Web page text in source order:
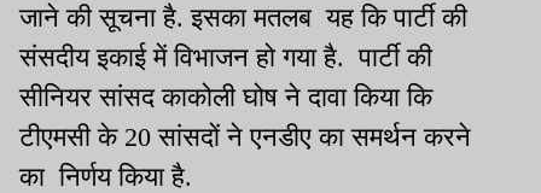
जाने की सूचना है. इसका मतलब यह कि पार्टी की
संसदीय इकाई में विभाजन हो गया है. पार्टी की
सीनियर सांसद काकोली घोष ने दावा किया कि
टीएमसी के 20 सांसदों ने एनडीए का समर्थन करने
का निर्णय किया है.